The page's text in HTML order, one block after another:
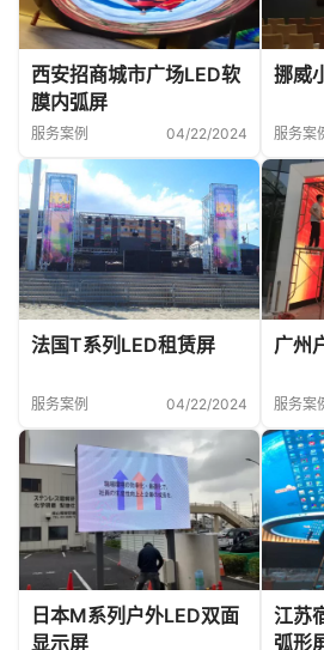
西安招商城市广场LED软
膜内弧屏
服务案例 04/22/2024
挪威
服务案
法国T系列LED租赁屏
服务案例 04/22/2024
广州
服务案
日本M系列户外LED双面
显示屏
江苏
弧形